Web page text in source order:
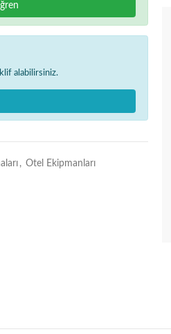
alabilirsiniz.
, Otel Ekipmanları